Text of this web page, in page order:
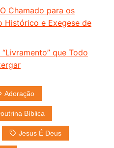
Chamado para os
Histórico e Exegese de
que Todo
Adoração
Bíblica
Jesus É Deus